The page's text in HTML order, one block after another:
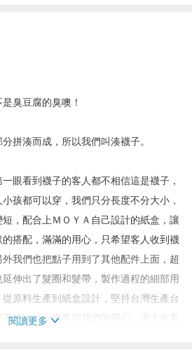
臭豆腐的臭噢！
拼湊而成，所以我們叫湊襪子。
眼看到襪子的客人都不相信這是襪子，
孩都可以穿，我們只分長度不分大小，
，配合上ＭＯＹＡ自己設計的紙盒，讓
搭配，滿滿的用心，只希望客人收到襪
我們也把點子用到了其他配件上面，超
伸出了髮圈和髮帶，製作過程的細部用
原料生產到紙盒設計，堅持台灣生產台
不怕比較，也希望我們的用心，讓大家看
閱讀更多